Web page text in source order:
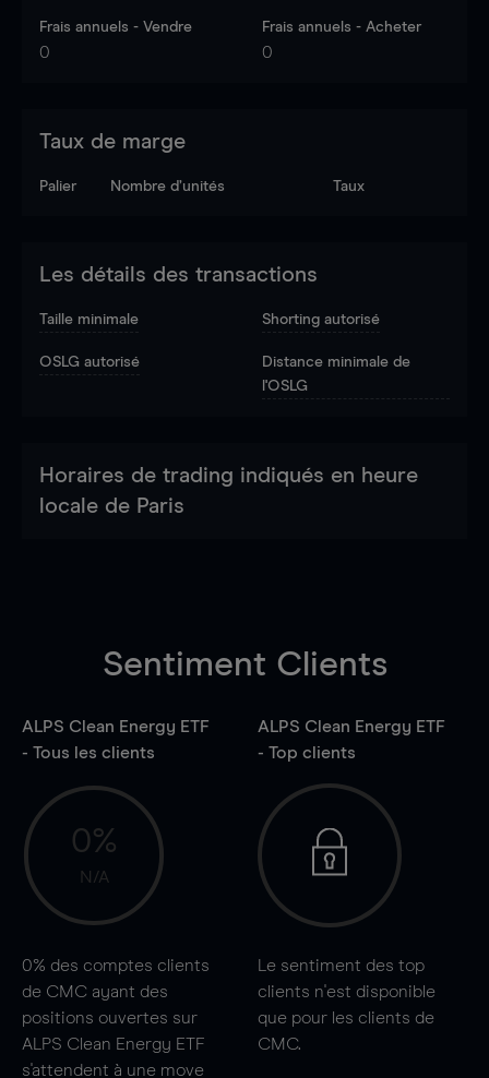
Frais annuels - Vendre
0
Frais annuels - Acheter
0
Taux de marge
Palier Nombre d’unités Taux
Les détails des transactions
Taille minimale Shorting autorisé
OSLG autorisé
Distance minimale de
l'OSLG
Horaires de trading indiqués en heure
locale de Paris
Sentiment Clients
ALPS Clean Energy ETF
- Tous les clients
0%
N/A
0% des comptes clients
de CMC ayant des
positions ouvertes sur
ALPS Clean Energy ETF
s'attendent à une move
ALPS Clean Energy ETF
- Top clients
Le sentiment des top
clients n'est disponible
que pour les clients de
CMC.